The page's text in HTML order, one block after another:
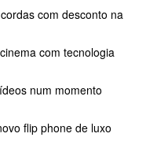
com desconto na
com tecnologia
num momento
flip phone de luxo